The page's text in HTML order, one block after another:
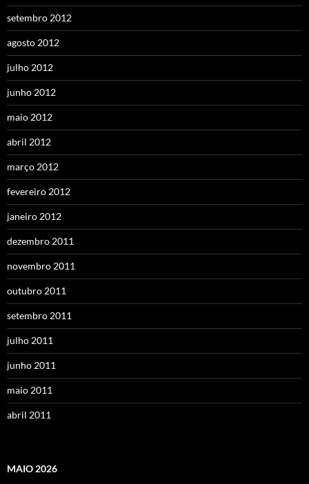
setembro 2012
agosto 2012
julho 2012
junho 2012
maio 2012
abril 2012
março 2012
fevereiro 2012
janeiro 2012
dezembro 2011
novembro 2011
outubro 2011
setembro 2011
julho 2011
junho 2011
maio 2011
abril 2011
MAIO 2026